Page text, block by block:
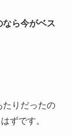
なら今がベス
たりだったの
ずです。